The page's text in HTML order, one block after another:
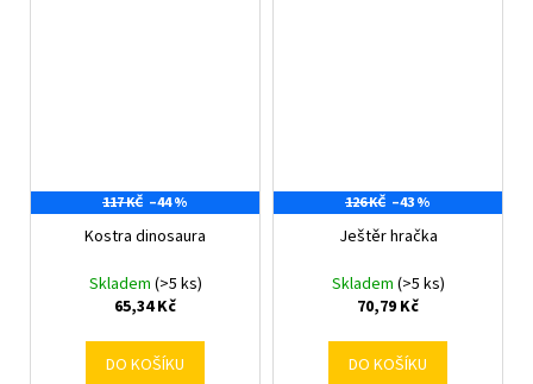
117 KČ –44 %
Kostra dinosaura
Skladem (>5 ks)
65,34 Kč
DO KOŠÍKU
126 KČ –43 %
Ještěr hračka
Skladem (>5 ks)
70,79 Kč
DO KOŠÍKU